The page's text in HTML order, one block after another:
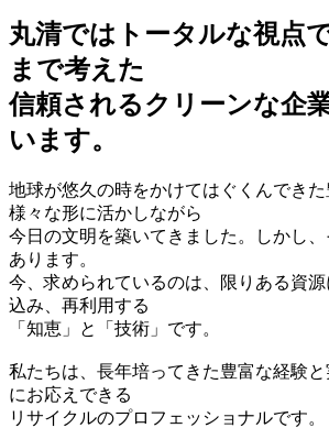
丸清ではトータルな視点
まで考えた
信頼されるクリーンな企
います。
地球が悠久の時をかけてはぐくんでき
様々な形に活かしながら
今日の文明を築いてきました。しかし
あります。
今、求められているのは、限りある資
込み、再利用する
「知恵」と「技術」です。
私たちは、長年培ってきた豊富な経験
にお応えできる
リサイクルのプロフェッショナルです。